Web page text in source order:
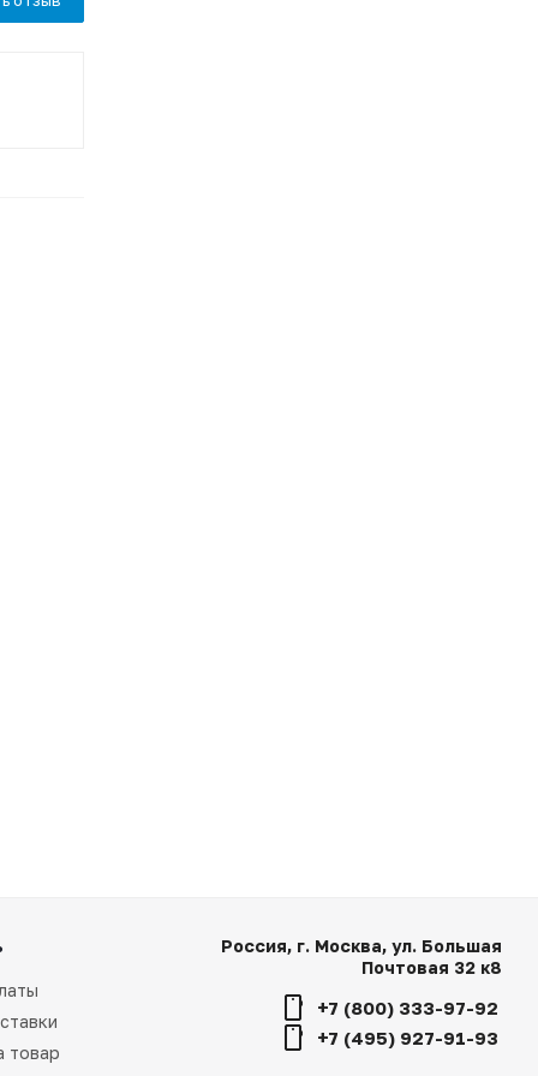
товар
Россия, г. Москва, ул. Большая
Почтовая 32 к8
+7 (800) 333-97-92
+7 (495) 927-91-93